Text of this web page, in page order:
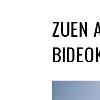
ZUEN